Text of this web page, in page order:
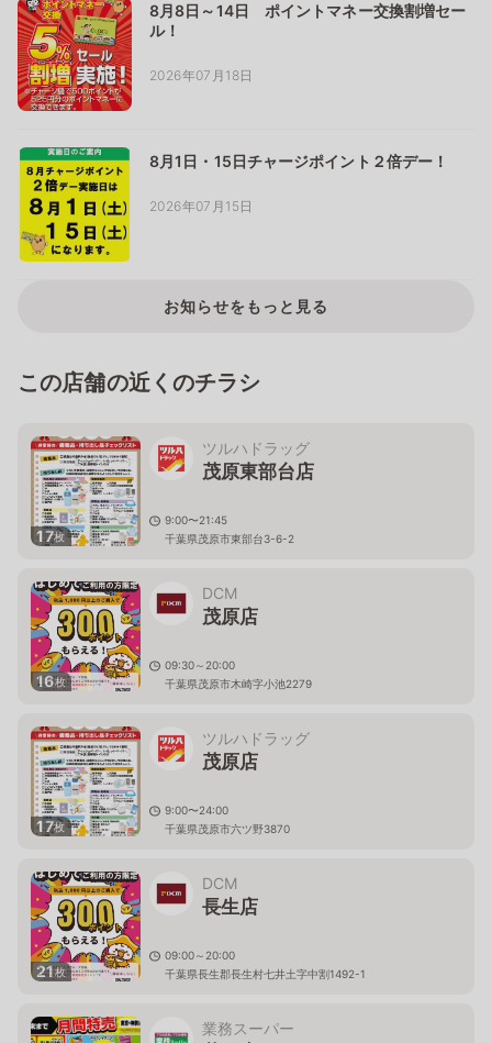
8月8日～14日 ポイントマネー交換割増セー
ル！
2026年07月18日
8月1日・15日チャージポイント２倍デー！
2026年07月15日
お知らせをもっと見る
この店舗の近くのチラシ
17枚
ツルハドラッグ
茂原東部台店
9:00〜21:45
千葉県茂原市東部台3-6-2
16枚
DCM
茂原店
09:30～20:00
千葉県茂原市木崎字小池2279
17枚
ツルハドラッグ
茂原店
9:00〜24:00
千葉県茂原市六ツ野3870
21枚
DCM
長生店
09:00～20:00
千葉県長生郡長生村七井土字中割1492-1
業務スーパー